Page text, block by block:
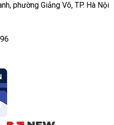
phường Giảng Võ, TP. Hà Nội